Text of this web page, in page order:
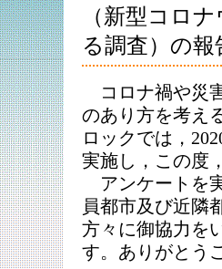
（新型コロ
る調査）の
コロナ禍や災
のあり方を考え
ロックでは，
実施し，この度
アンケートを
員都市及び近隣
方々に御協力を
す。ありがとう